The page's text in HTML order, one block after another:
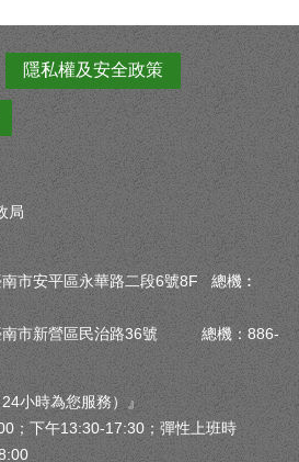
隱私權及安全政策
局
市安平區永華路二段6號8F 總機︰
南市新營區民治路36號 總機：886-
24小時為您服務）』
；下午13:30-17:30；彈性上班時